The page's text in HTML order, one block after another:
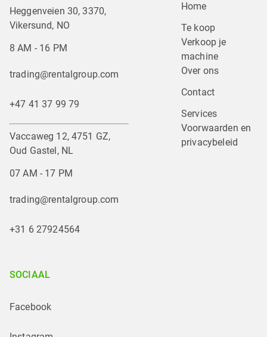
Heggenveien 30, 3370,
Vikersund, NO
8 AM - 16 PM
trading@rentalgroup.com
+47 41 37 99 79
Vaccaweg 12, 4751 GZ,
Oud Gastel, NL
07 AM - 17 PM
trading@rentalgroup.com
+31 6 27924564
Home
Te koop
Verkoop je
machine
Over ons
Contact
Services
Voorwaarden en
privacybeleid
SOCIAAL
Facebook